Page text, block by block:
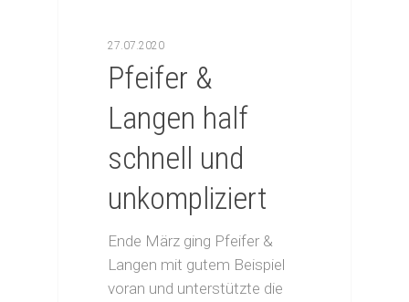
27.07.2020
Pfeifer &
Langen half
schnell und
unkompliziert
Ende März ging Pfeifer &
Langen mit gutem Beispiel
voran und unterstützte die